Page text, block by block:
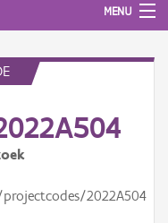
MENU
2022A504